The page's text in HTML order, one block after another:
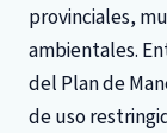
provinciales,
ambientales.
del Plan de
de uso